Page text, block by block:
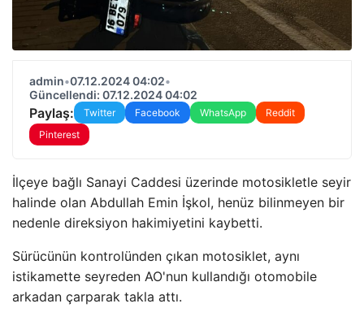
admin•07.12.2024 04:02•
Güncellendi: 07.12.2024 04:02
Paylaş: Twitter Facebook WhatsApp
Reddit
Pinterest
İlçeye bağlı Sanayi Caddesi üzerinde motosikletle seyir
halinde olan Abdullah Emin İşkol, henüz bilinmeyen bir
nedenle direksiyon hakimiyetini kaybetti.
Sürücünün kontrolünden çıkan motosiklet, aynı
istikamette seyreden AO'nun kullandığı otomobile
arkadan çarparak takla attı.